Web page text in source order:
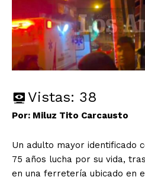
Vistas: 38
Por: Miluz Tito Carcausto
Un adulto mayor identificado
75 años lucha por su vida,
en una ferretería ubicado en